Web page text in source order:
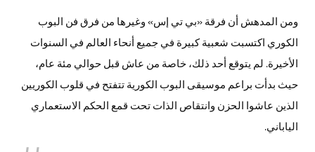
ومن المدهش أن فرقة «بي تي إس» وغيرها من فرق فن البوب
الكوري اكتسبت شعبية كبيرة في جميع أنحاء العالم في السنوات
الأخيرة. لم يتوقع أحد ذلك، خاصة من عاش قبل حوالي مئة عام،
حيث بدأت براعم موسيقى البوب الكورية تتفتح في قلوب الكوريين
الذين عاشوا الحزن وانتقاص الذات تحت قمع الحكم الاستعماري
الياباني.